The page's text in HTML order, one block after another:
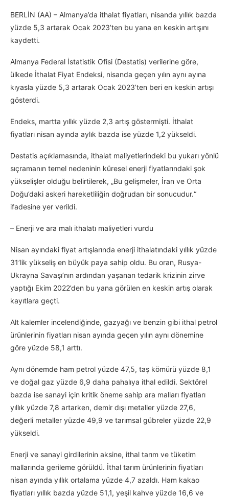
BERLİN (AA) – Almanya’da ithalat fiyatları, nisanda yıllık bazda
yüzde 5,3 artarak Ocak 2023’ten bu yana en keskin artışını
kaydetti.
Almanya Federal İstatistik Ofisi (Destatis) verilerine göre,
ülkede İthalat Fiyat Endeksi, nisanda geçen yılın aynı ayına
kıyasla yüzde 5,3 artarak Ocak 2023’ten beri en keskin artışı
gösterdi.
Endeks, martta yıllık yüzde 2,3 artış göstermişti. İthalat
fiyatları nisan ayında aylık bazda ise yüzde 1,2 yükseldi.
Destatis açıklamasında, ithalat maliyetlerindeki bu yukarı yönlü
sıçramanın temel nedeninin küresel enerji fiyatlarındaki şok
yükselişler olduğu belirtilerek, „Bu gelişmeler, İran ve Orta
Doğu’daki askeri hareketliliğin doğrudan bir sonucudur.“
ifadesine yer verildi.
– Enerji ve ara malı ithalatı maliyetleri vurdu
Nisan ayındaki fiyat artışlarında enerji ithalatındaki yıllık yüzde
31’lik yükseliş en büyük paya sahip oldu. Bu oran, Rusya-
Ukrayna Savaşı’nın ardından yaşanan tedarik krizinin zirve
yaptığı Ekim 2022’den bu yana görülen en keskin artış olarak
kayıtlara geçti.
Alt kalemler incelendiğinde, gazyağı ve benzin gibi ithal petrol
ürünlerinin fiyatları nisan ayında geçen yılın aynı dönemine
göre yüzde 58,1 arttı.
Aynı dönemde ham petrol yüzde 47,5, taş kömürü yüzde 8,1
ve doğal gaz yüzde 6,9 daha pahalıya ithal edildi. Sektörel
bazda ise sanayi için kritik öneme sahip ara malları fiyatları
yıllık yüzde 7,8 artarken, demir dışı metaller yüzde 27,6,
değerli metaller yüzde 49,9 ve tarımsal gübreler yüzde 22,9
yükseldi.
Enerji ve sanayi girdilerinin aksine, ithal tarım ve tüketim
mallarında gerileme görüldü. İthal tarım ürünlerinin fiyatları
nisan ayında yıllık ortalama yüzde 4,7 azaldı. Ham kakao
fiyatları yıllık bazda yüzde 51,1, yeşil kahve yüzde 16,6 ve